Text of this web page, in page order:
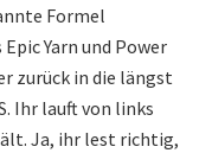
Formel
Yarn und Power
zurück in die längst
Ihr lauft von links
Ja, ihr lest richtig,